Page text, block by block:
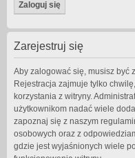
Zarejestruj się
Aby zalogować się, musisz być
Rejestracja zajmuje tylko
korzystania z witryny.
użytkownikom nadać wiele
zapoznaj się z naszym
osobowych oraz z
gdzie jest wyjaśnionych wiele